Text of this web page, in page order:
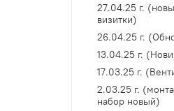
27.04.25 г.
визитки)
26.04.25 г.
13.04.25 г.
17.03.25 г.
2.03.25 г.
набор новый)